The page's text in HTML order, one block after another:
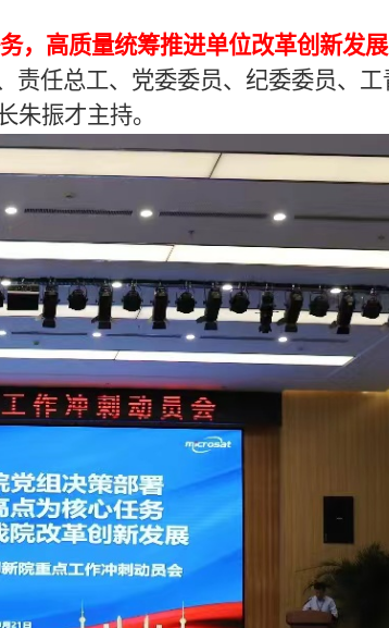
，高质量统筹推进单位改革创新发展
责任总工、党委委员、纪委委员、
朱振才主持。